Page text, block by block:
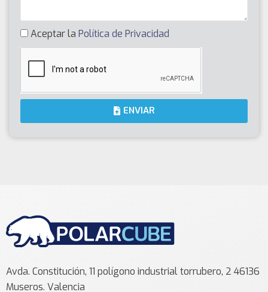
Aceptar la Política de Privacidad
ENVIAR
Avda. Constitución, 11 polígono industrial torrubero, 2 46136
Museros. Valencia